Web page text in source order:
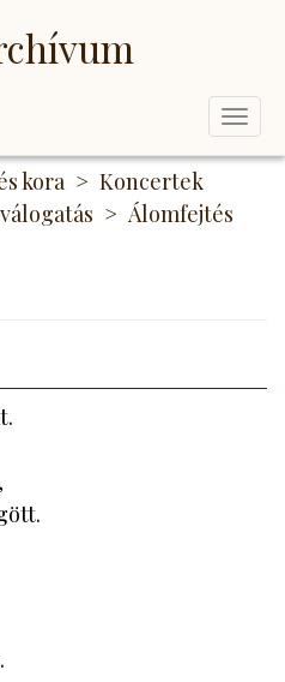
kora
Koncertek
Álomfejtés